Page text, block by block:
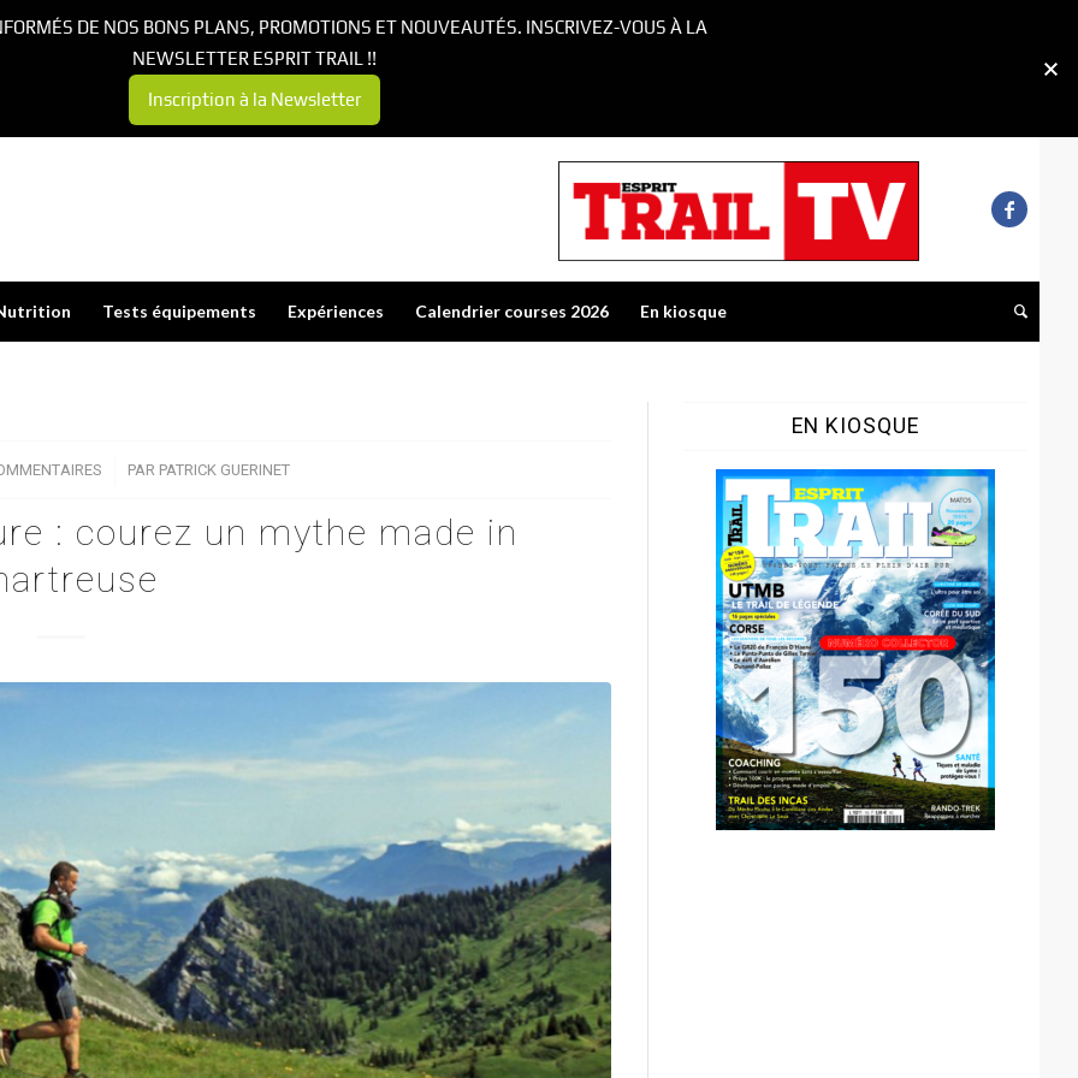
Tests équipements Expériences Calendrier courses 2026 En kiosque
/ PAR PATRICK GUERINET
: courez un mythe made in
EN KIOSQUE
DE NOS BONS PLANS, PROMOTIONS ET NOUVEAUTÉS. INSCRIVEZ-VOUS À LA
NEWSLETTER ESPRIT TRAIL !!
Inscription à la Newsletter